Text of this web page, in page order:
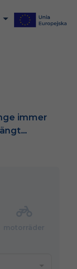
immer